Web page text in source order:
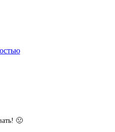
🤢